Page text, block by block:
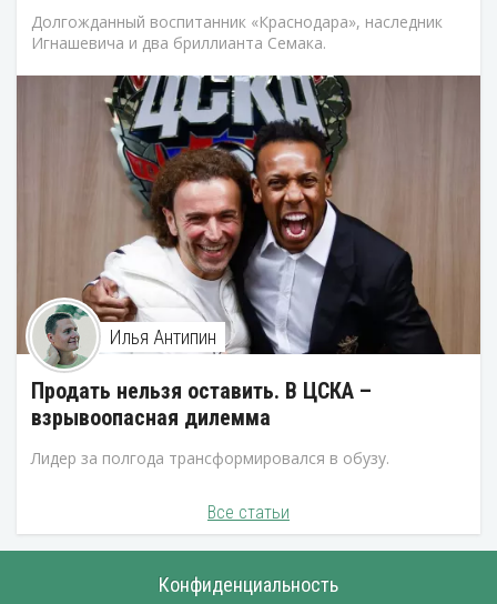
Долгожданный воспитанник «Краснодара», наследник
Игнашевича и два бриллианта Семака.
Илья Антипин
Продать нельзя оставить. В ЦСКА –
взрывоопасная дилемма
Лидер за полгода трансформировался в обузу.
Все статьи
Конфиденциальность